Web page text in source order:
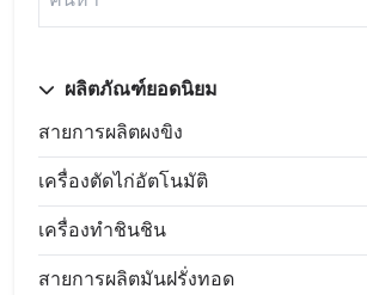
ผลิตภัณฑ์ยอดนิยม
สายการผลิตผงขิง
เครื่องตัดไก่อัตโนมัติ
เครื่องทำชินชิน
สายการผลิตมันฝรั่งทอด